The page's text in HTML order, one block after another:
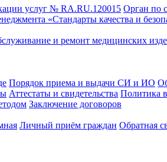
услуг № RA.RU.120015 Орган по
«Стандарты качества и
и ремонт медицинских
Порядок приема и выдачи СИ и ИО
Аттестаты и свидетельства Политика в
Заключение договоров
Личный приём граждан Обратная